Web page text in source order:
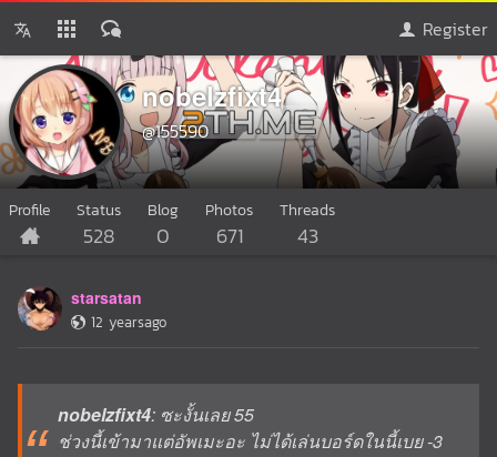
Register
nobelzfixt4
@155590
Profile Status
528
Blog
0
Photos
671
Threads
43
starsatan
12 yearsago
nobelzfixt4: ซะงั้นเลย 55
ช่วงนี้เข้ามาแต่อัพเมะอะ ไม่ได้เล่นบอร์ดในนี้เบย -3